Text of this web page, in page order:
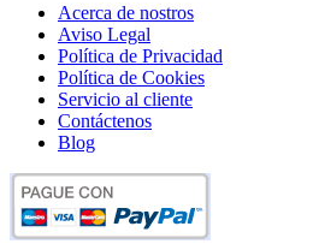
Acerca de nostros
Aviso Legal
Política de Privacidad
Política de Cookies
Servicio al cliente
Contáctenos
Blog